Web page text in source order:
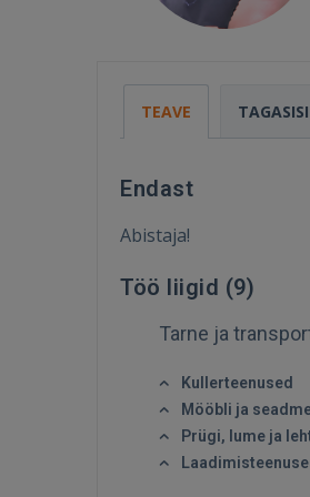
TEAVE
Endast
Abistaja!
Töö liigid (9)
Tarne ja
Kullerteenused
Mööbli ja
Prügi, lume ja